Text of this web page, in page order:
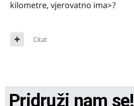
kilometre, vjerovatno ima>?
Citat
Pridruži nam se!